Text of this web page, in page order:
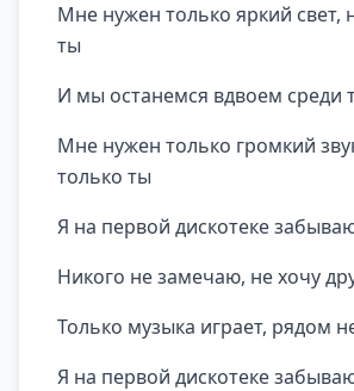
Мне нужен только яркий свет,
ты
И мы останемся вдвоем среди
Мне нужен только громкий
только ты
Я на первой дискотеке
Никого не замечаю, не хочу
Только музыка играет, рядом
Я на первой дискотеке